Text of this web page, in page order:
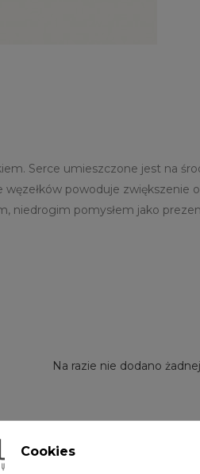
Serce umieszczone jest na
węzełków powoduje
pomysłem jako
Na razie nie dodano
Cookies